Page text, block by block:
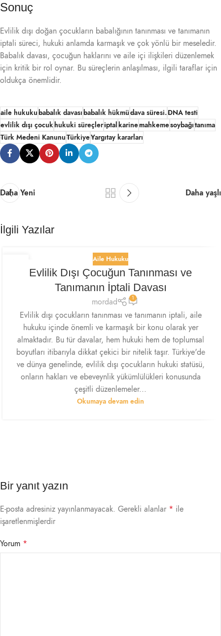
Sonuç
Evlilik dışı doğan çocukların babalığının tanınması ve tanımanın
iptali süreci, hukuki anlamda karmaşık ve çok yönlü bir meseledir.
Babalık davası, çocuğun haklarını ve aile içi ilişkileri düzenlemek
için kritik bir rol oynar. Bu süreçlerin anlaşılması, ilgili taraflar için
oldukça önemlidir.
aile hukukubabalık davasıbabalık hükmüdava süresi.DNA testi
evlilik dışı çocukhukuki süreçleriptalkarinemahkemesoybağıtanıma
Türk Medeni KanunuTürkiyeYargıtay kararları
Daha Yeni Daha yaşlı
İlgili Yazılar
Aile Hukuku
Evlilik Dışı Çocuğun Tanınması ve
Tanımanın İptali Davası
mordad 1
Evlilik dışı çocukların tanınması ve tanımanın iptali, aile
hukuku içinde önemli ve karmaşık bir konu olarak yer
almaktadır. Bu tür davalar, hem hukuki hem de toplumsal
boyutları itibarıyla dikkat çekici bir nitelik taşır. Türkiye'de
ve dünya genelinde, evlilik dışı çocukların hukuki statüsü,
onların hakları ve ebeveynlik yükümlülükleri konusunda
çeşitli düzenlemeler...
Okumaya devam edin
Bir yanıt yazın
E-posta adresiniz yayınlanmayacak. Gerekli alanlar * ile
işaretlenmişlerdir
Yorum *